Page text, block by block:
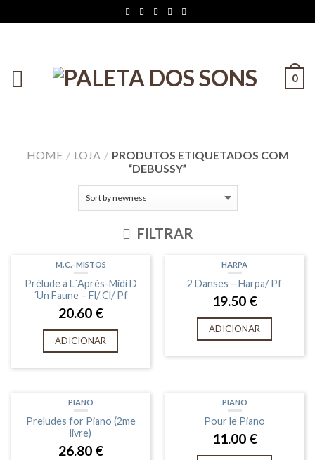
0
HOME / LOJA / PRODUTOS ETIQUETADOS COM
“DEBUSSY”
FILTRAR
M.C.- MISTOS
Prélude à L´Après-Midi D
´Un Faune – Fl/ Cl/ Pf
20.60 €
ADICIONAR
HARPA
2 Danses – Harpa/ Pf
19.50 €
ADICIONAR
PIANO
Preludes for Piano (2me
livre)
26.80 €
PIANO
Pour le Piano
11.00 €